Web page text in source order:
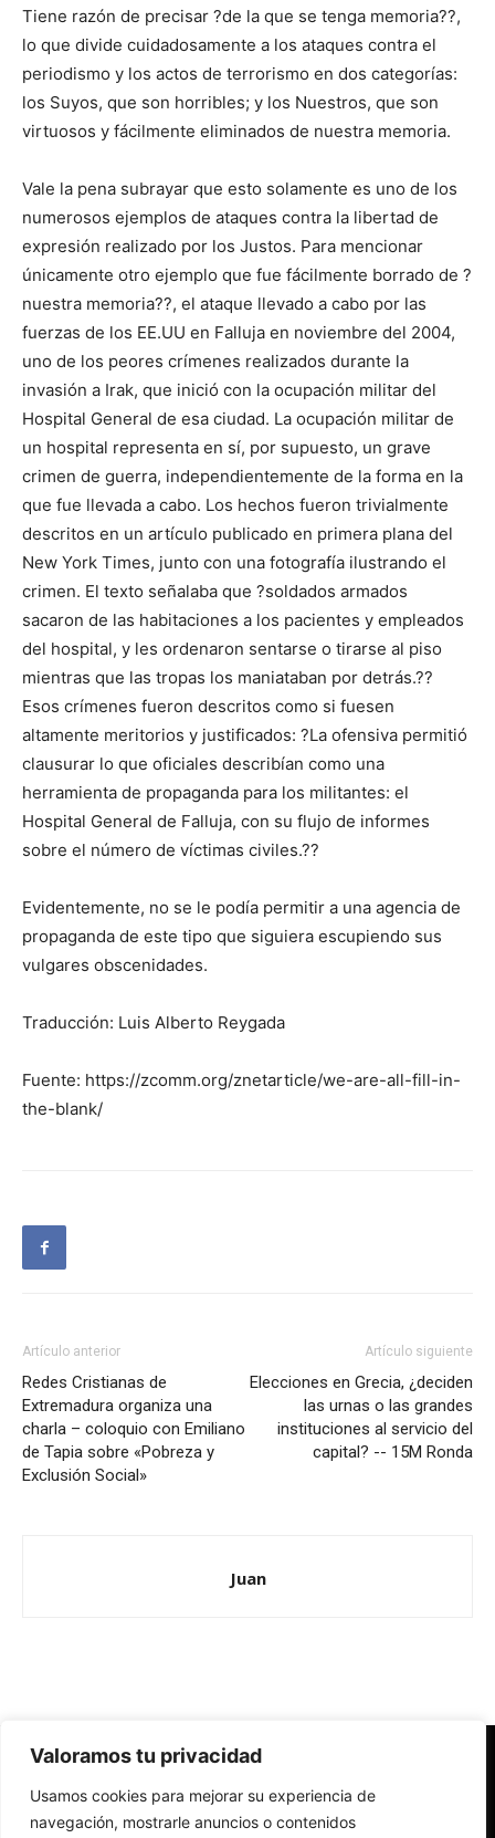
Valoramos tu privacidad
Usamos cookies para mejorar su experiencia de
navegación, mostrarle anuncios o contenidos
Tiene razón de precisar ?de la que se tenga memoria??,
lo que divide cuidadosamente a los ataques contra el
periodismo y los actos de terrorismo en dos categorías:
los Suyos, que son horribles; y los Nuestros, que son
virtuosos y fácilmente eliminados de nuestra memoria.
Vale la pena subrayar que esto solamente es uno de los
numerosos ejemplos de ataques contra la libertad de
expresión realizado por los Justos. Para mencionar
únicamente otro ejemplo que fue fácilmente borrado de ?
nuestra memoria??, el ataque llevado a cabo por las
fuerzas de los EE.UU en Falluja en noviembre del 2004,
uno de los peores crímenes realizados durante la
invasión a Irak, que inició con la ocupación militar del
Hospital General de esa ciudad. La ocupación militar de
un hospital representa en sí, por supuesto, un grave
crimen de guerra, independientemente de la forma en la
que fue llevada a cabo. Los hechos fueron trivialmente
descritos en un artículo publicado en primera plana del
New York Times, junto con una fotografía ilustrando el
crimen. El texto señalaba que ?soldados armados
sacaron de las habitaciones a los pacientes y empleados
del hospital, y les ordenaron sentarse o tirarse al piso
mientras que las tropas los maniataban por detrás.??
Esos crímenes fueron descritos como si fuesen
altamente meritorios y justificados: ?La ofensiva permitió
clausurar lo que oficiales describían como una
herramienta de propaganda para los militantes: el
Hospital General de Falluja, con su flujo de informes
sobre el número de víctimas civiles.??
Evidentemente, no se le podía permitir a una agencia de
propaganda de este tipo que siguiera escupiendo sus
vulgares obscenidades.
Traducción: Luis Alberto Reygada
Fuente: https://zcomm.org/znetarticle/we-are-all-fill-in-
the-blank/
Artículo anterior
Redes Cristianas de
Extremadura organiza una
charla – coloquio con Emiliano
de Tapia sobre «Pobreza y
Exclusión Social»
Artículo siguiente
Elecciones en Grecia, ¿deciden
las urnas o las grandes
instituciones al servicio del
capital? -- 15M Ronda
Juan
Redes Cristianas
Una mirada alternativa sobre la Iglesia católica y la sociedad
- Colectivos de Redes Cristianas